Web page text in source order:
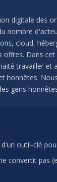
digitale des
nombre
cloud,
offres. Dans
travailler et
honnêtes.
gens
outil-clé
convertit pas